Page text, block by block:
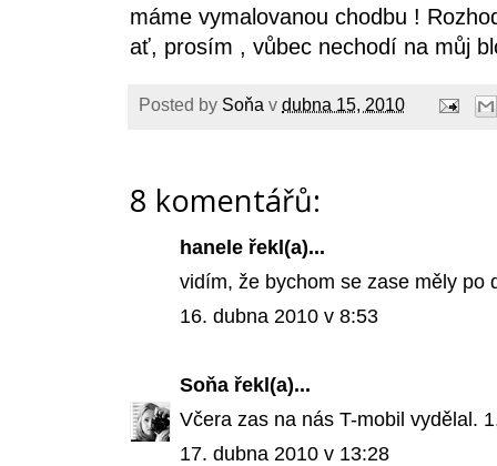
máme vymalovanou chodbu !
ať, prosím , vůbec nechodí na můj
Posted by Soňa v dubna 15, 2010
8 komentářů:
hanele řekl(a)...
vidím, že bychom se zase měly po
16. dubna 2010 v 8:53
Soňa řekl(a)...
Včera zas na nás T-mobil vydělal.
17. dubna 2010 v 13:28